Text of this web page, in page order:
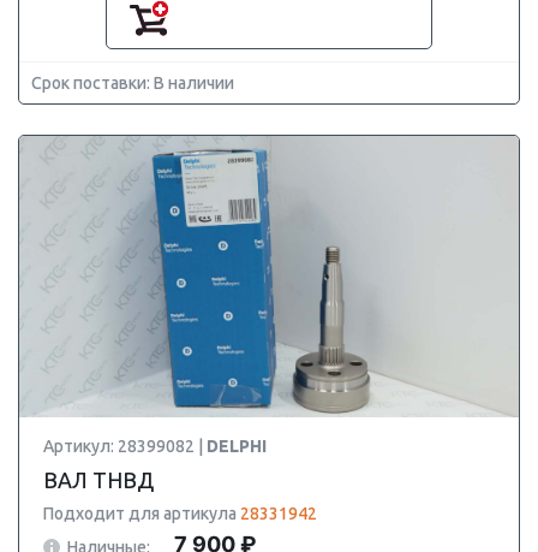
Срок поставки: В наличии
Артикул: 28399082 | DELPHI
ВАЛ ТНВД
Подходит для артикула 28331942
Наличные:
7 900 ₽